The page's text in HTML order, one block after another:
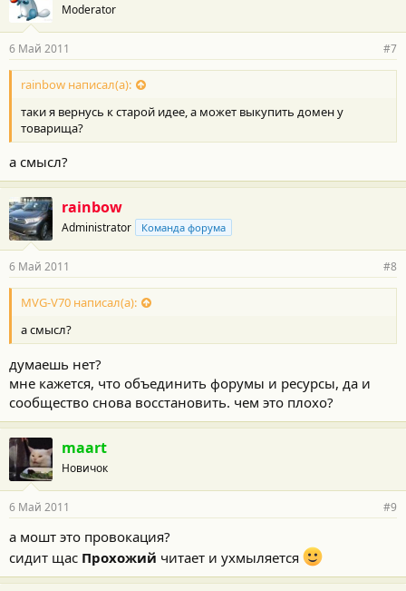
Moderator
6 Май 2011 #7
rainbow написал(а):
таки я вернусь к старой идее, а может выкупить домен у
товарища?
а смысл?
rainbow
Administrator Команда форума
6 Май 2011 #8
MVG-V70 написал(а):
а смысл?
думаешь нет?
мне кажется, что объединить форумы и ресурсы, да и
сообщество снова восстановить. чем это плохо?
maart
Новичок
6 Май 2011 #9
а мошт это провокация?
сидит щас Прохожий читает и ухмыляется